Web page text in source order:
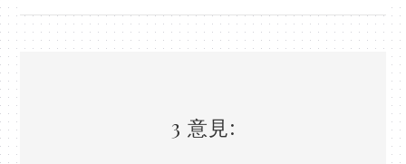
3 意見: